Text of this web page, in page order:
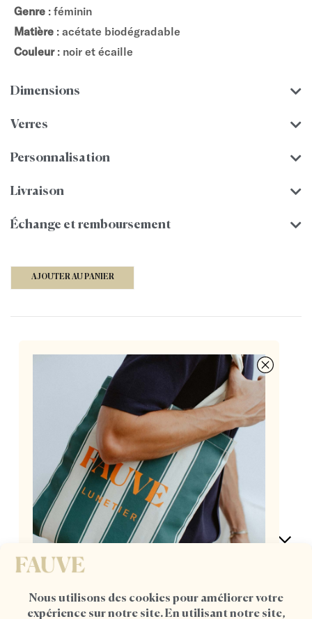
Genre : féminin
Matière : acétate biodégradable
Couleur : noir et écaille
Dimensions
Verres
Personnalisation
Livraison
Échange et remboursement
AJOUTER AU PANIER
Des lunettes françaises à 155€, pensées par deux
opticiennes passionnées
AIDE
UN TOTE BAG OFFERT DÈS